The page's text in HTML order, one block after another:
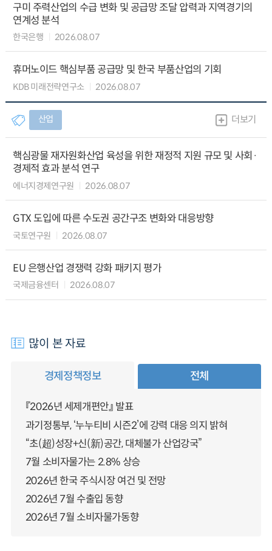
구미 주력산업의 수급 변화 및 공급망 조달 압력과 지역경기의
연계성 분석
한국은행 2026.08.07
휴머노이드 핵심부품 공급망 및 한국 부품산업의 기회
KDB 미래전략연구소 2026.08.07
산업 더보기
핵심광물 재자원화산업 육성을 위한 재정적 지원 규모 및 사회·
경제적 효과 분석 연구
에너지경제연구원 2026.08.07
GTX 도입에 따른 수도권 공간구조 변화와 대응방향
국토연구원 2026.08.07
EU 은행산업 경쟁력 강화 패키지 평가
국제금융센터 2026.08.07
많이 본 자료
경제정책정보 전체
『2026년 세제개편안』 발표
과기정통부, ‘누누티비 시즌2’에 강력 대응 의지 밝혀
“초(超)성장+신(新)공간, 대체불가 산업강국”
7월 소비자물가는 2.8% 상승
2026년 한국 주식시장 여건 및 전망
2026년 7월 수출입 동향
2026년 7월 소비자물가동향